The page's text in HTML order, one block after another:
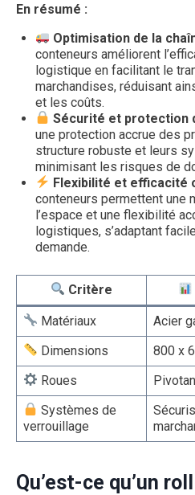
En résumé :
Optimisation de la
conteneurs améliorent
logistique en facilitant le
marchandises, réduisant
et les coûts.
Sécurité et protection
une protection accrue des
structure robuste et leurs
minimisant les risques de
Flexibilité et efficacité
conteneurs permettent une
l’espace et une flexibilité
logistiques, s’adaptant
demande.
Critère
Matériaux
Acier
Dimensions
800 x
Roues
Systèmes de
verrouillage
Qu’est-ce qu’un